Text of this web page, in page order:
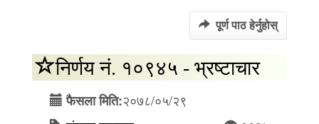
पूर्ण पाठ हेर्नुहोस्
निर्णय नं. १०९४५ - भ्रष्टाचार
फैसला मिति:२०७८/०५/२९